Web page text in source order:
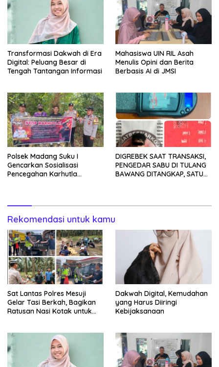
Transformasi Dakwah di Era
Digital: Peluang Besar di
Tengah Tantangan Informasi
Mahasiswa UIN RIL Asah
Menulis Opini dan Berita
Berbasis AI di JMSI
Polsek Madang Suku I
Gencarkan Sosialisasi
Pencegahan Karhutla
DIGREBEK SAAT TRANSAKSI,
PENGEDAR SABU DI TULANG
BAWANG DITANGKAP, SATU
Rekomendasi untuk kamu
Sat Lantas Polres Mesuji
Gelar Tasi Berkah, Bagikan
Ratusan Nasi Kotak untuk
Dakwah Digital, Kemudahan
yang Harus Diiringi
Kebijaksanaan